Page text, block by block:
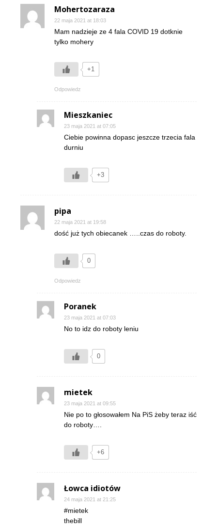
Mohertozaraza
22 maja 2021 at 18:03
Mam nadzieje ze 4 fala COVID 19 dotknie
tylko mohery
+1
Odpowiedz
Mieszkaniec
23 maja 2021 at 07:05
Ciebie powinna dopasc jeszcze trzecia fala
durniu
+3
pipa
22 maja 2021 at 19:58
dość już tych obiecanek …..czas do roboty.
0
Odpowiedz
Poranek
23 maja 2021 at 07:03
No to idz do roboty leniu
0
mietek
23 maja 2021 at 09:55
Nie po to głosowałem Na PiS żeby teraz iść
do roboty….
+6
Łowca idiotów
24 maja 2021 at 21:25
#mietek
thebill